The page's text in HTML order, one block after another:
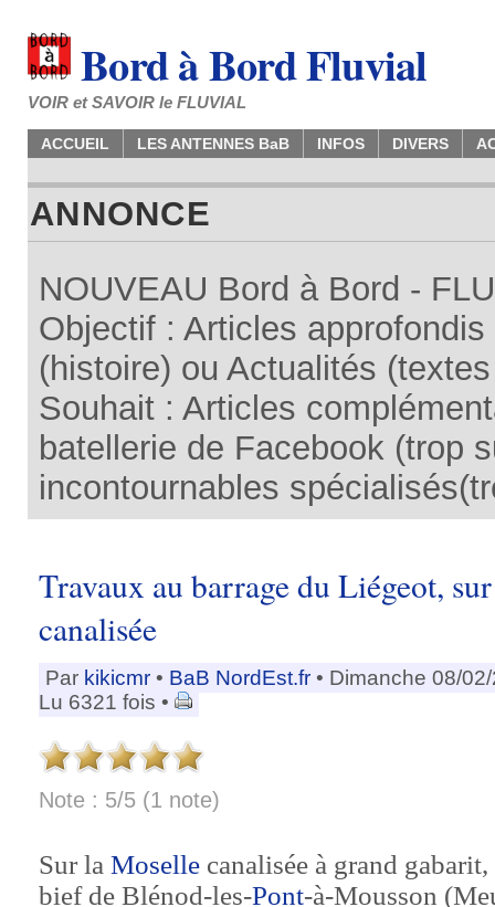
Bord à Bord Fluvial
VOIR et SAVOIR le FLUVIAL
ACCUEIL LES ANTENNES BaB INFOS DIVERS
ANNONCE
NOUVEAU Bord à Bord -
Objectif : Articles
(histoire) ou Actualités
Souhait : Articles
batellerie de Facebook (trop
incontournables
Travaux au barrage du Liégeot,
canalisée
Par kikicmr • BaB NordEst.fr • Dimanche 08/
Lu 6321 fois •
Note : 5/5 (1 note)
Sur la Moselle canalisée à grand
bief de Blénod-les-Pont-à-Mousson